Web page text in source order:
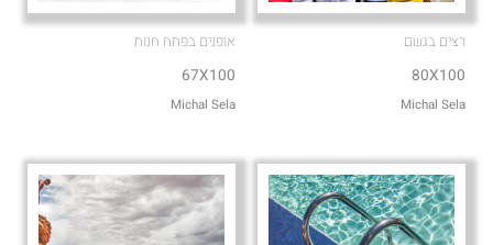
רצים בגשם
80X100
Michal Sela
אופנים בפתח חנות
67X100
Michal Sela